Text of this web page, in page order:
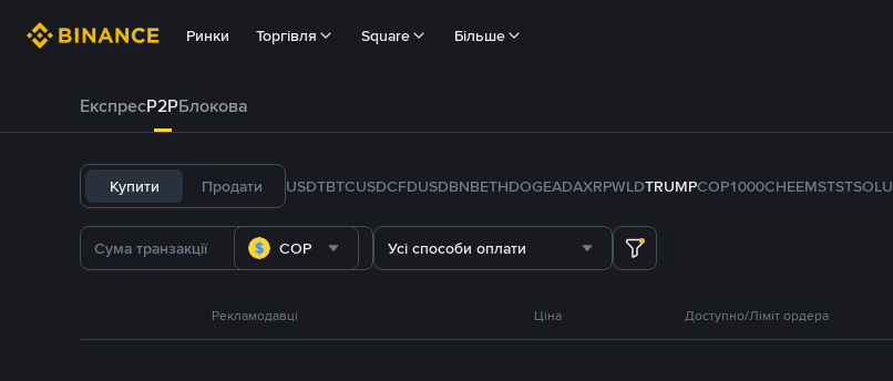
Ринки Торгівля Square Більше
ЕкспресP2PБлокова
Купити Продати USDTBTCUSDCFDUSDBNBETHDOGEADAXRPWLDTRUMPCOP1000CHEEMSTSTSOLU
COP Усі способи оплати
Рекламодавці Ціна Доступно/Ліміт ордера